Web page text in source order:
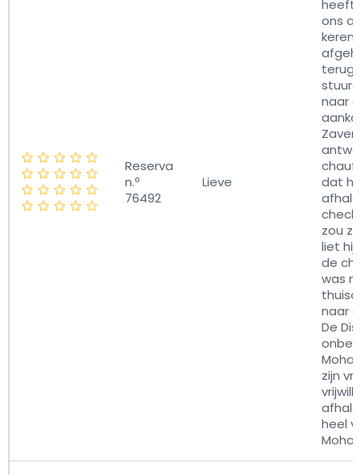
Reserva
n.º
76492
Lieve
heeft
ons
keren
naar
dat
zou
liet hij
de
was
naar
De
zijn
heel